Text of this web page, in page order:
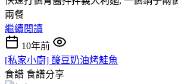
兩餐
繼續閱讀
10年前
[私家小廚] 酸豆奶油烤鮭魚
食譜 食譜分享